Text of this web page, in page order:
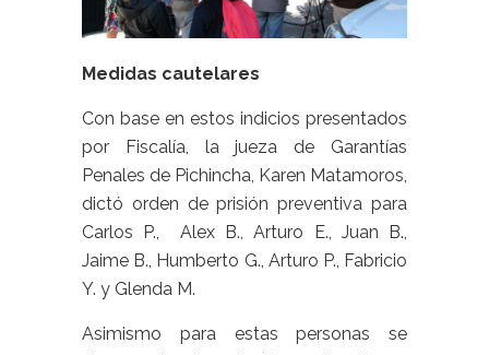
Medidas cautelares
Con base en estos indicios presentados
por Fiscalía, la jueza de Garantías
Penales de Pichincha, Karen Matamoros,
dictó orden de prisión preventiva para
Carlos P., Alex B., Arturo E., Juan B.,
Jaime B., Humberto G., Arturo P., Fabricio
Y. y Glenda M.
Asimismo para estas personas se